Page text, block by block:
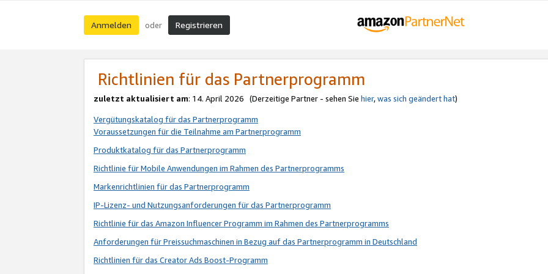
Anmelden oder Registrieren
Richtlinien für das Partnerprogramm
zuletzt aktualisiert am: 14. April 2026 (Derzeitige Partner - sehen Sie hier,was sich geändert hat)
Vergütungskatalog für das Partnerprogramm
Voraussetzungen für die Teilnahme am Partnerprogramm
Produktkatalog für das Partnerprogramm
Richtlinie für Mobile Anwendungen im Rahmen des Partnerprogramms
Markenrichtlinien für das Partnerprogramm
IP-Lizenz- und Nutzungsanforderungen für das Partnerprogramm
Richtlinie für das Amazon Influencer Programm im Rahmen des Partnerprogramms
Anforderungen für Preissuchmaschinen in Bezug auf das Partnerprogramm in Deutschland
Richtlinien für das Creator Ads Boost-Programm